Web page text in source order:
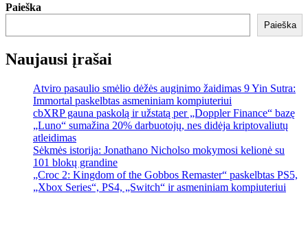
Paieška
Paieška
Naujausi įrašai
Atviro pasaulio smėlio dėžės auginimo žaidimas 9 Yin Sutra:
Immortal paskelbtas asmeniniam kompiuteriui
cbXRP gauna paskolą ir užstatą per „Doppler Finance“ bazę
„Luno“ sumažina 20% darbuotojų, nes didėja kriptovaliutų
atleidimas
Sėkmės istorija: Jonathano Nicholso mokymosi kelionė su
101 blokų grandine
„Croc 2: Kingdom of the Gobbos Remaster“ paskelbtas PS5,
„Xbox Series“, PS4, „Switch“ ir asmeniniam kompiuteriui